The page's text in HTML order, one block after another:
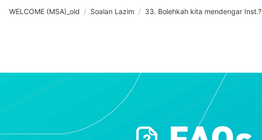
WELCOME (MSA)_old / Soalan Lazim / 33. Bolehkah kita mendengar Inst.?